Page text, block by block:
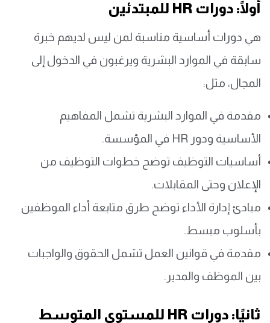
أولًا: دورات HR للمبتدئين
هي دورات أساسية مناسبة لمن ليس لديهم خبرة
سابقة في الموارد البشرية ويرغبون في الدخول إلى
المجال، مثل:
مقدمة في الموارد البشرية تشمل المفاهيم
الأساسية ودور HR في المؤسسة.
أساسيات التوظيف توضح خطوات التوظيف من
الإعلان وحتى المقابلات.
مبادئ إدارة الأداء توضح طرق متابعة أداء الموظفين
بأسلوب مبسط.
مقدمة في قوانين العمل تشمل الحقوق والواجبات
بين الموظف والمدير.
ثانيًا: دورات HR للمستوى المتوسط